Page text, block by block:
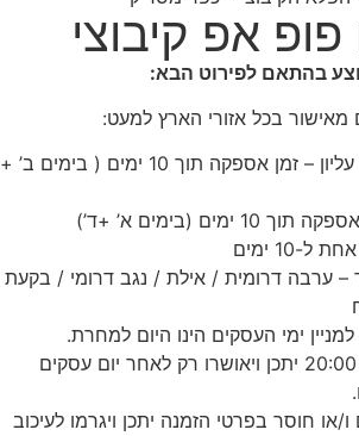
אפ קיבוצי
בהתאם לפירוט הבא:
רמת הגולן וגליל עליון – זמן אספקה תוך 10 ימים ( בימים ב’ +
(בימים א’ +ד’)
10 ימים
ערבה דרומית / אילת / נגב דרומי / בקעת
ימי העסקים הינו היום למחרת.
– הזמנות שיוזנו לאחר 20:00 יתכן ויאושרו רק לאחר יום עסקים
או חוסר בפרטי הזמנה יתכן ויגרמו לעיכוב